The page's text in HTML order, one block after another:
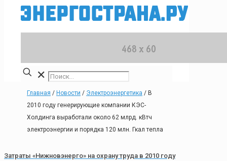
✕
Главная / Новости / Электроэнергетика / В
2010 году генерирующие компании КЭС-
Холдинга выработали около 62 млрд. кВтч
электроэнергии и порядка 120 млн. Гкал тепла
Затраты «Нижновэнерго» на охрану труда в 2010 году